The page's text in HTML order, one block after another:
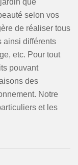
que
selon vos
de réaliser tous
ainsi différents
etc. Pour tout
pouvant
des
Notre
et les